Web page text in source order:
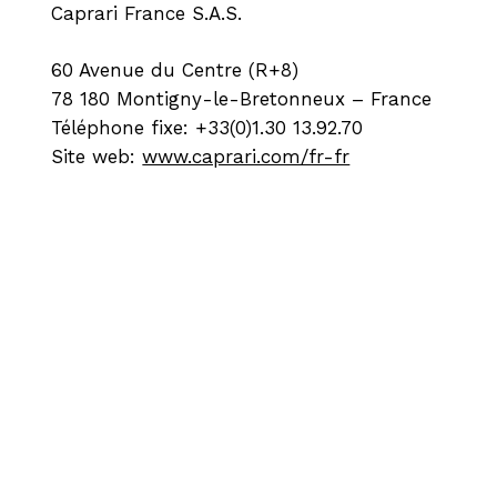
Caprari France S.A.S.
60 Avenue du Centre (R+8)
78 180 Montigny-le-Bretonneux – France
Téléphone fixe: +33(0)1.30 13.92.70
Site web:www.caprari.com/fr-fr